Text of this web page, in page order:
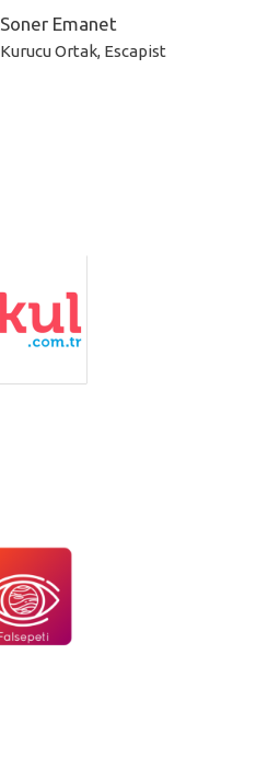
Soner Emanet
Kurucu Ortak, Escapist